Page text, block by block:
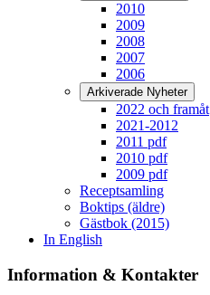
2010
2009
2008
2007
2006
Arkiverade Nyheter
2022 och framåt
2021-2012
2011 pdf
2010 pdf
2009 pdf
Receptsamling
Boktips (äldre)
Gästbok (2015)
In English
Information & Kontakter